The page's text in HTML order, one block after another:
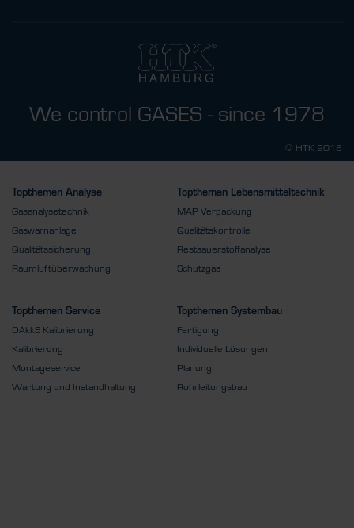
We control GASES - since 1978
© HTK 2018
Topthemen Analyse
Gasanalysetechnik
Gaswarnanlage
Qualitätssicherung
Raumluftüberwachung
Topthemen Lebensmitteltechnik
MAP Verpackung
Qualitätskontrolle
Restsauerstoffanalyse
Schutzgas
Topthemen Service
DAkkS Kalibrierung
Kalibrierung
Montageservice
Wartung und Instandhaltung
Topthemen Systembau
Fertigung
Individuelle Lösungen
Planung
Rohrleitungsbau